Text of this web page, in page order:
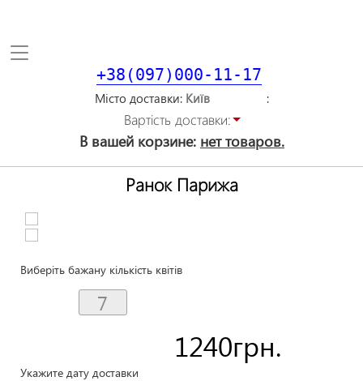
Toggle
+38(097)000-11-17
Місто доставки
Вартiсть доставки:
В вашей корзине: нет товаров.
Ранок Парижа
Виберіть бажану кількість квітів
1240грн.
Укажите дату доставки